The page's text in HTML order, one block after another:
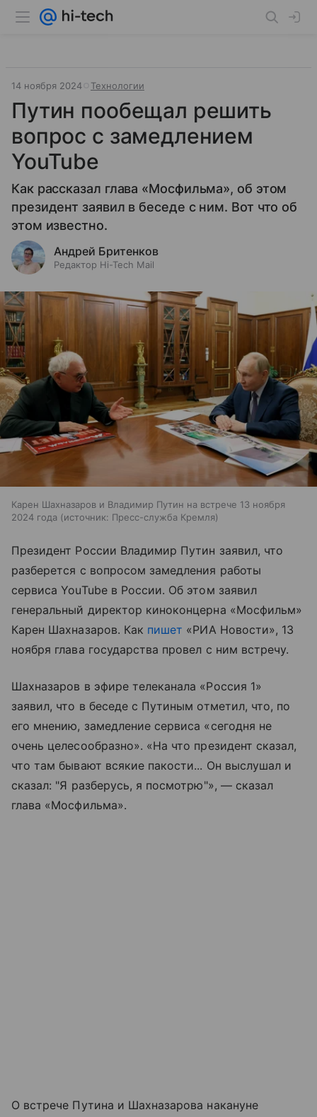
14 ноября 2024 Технологии
Путин пообещал решить
вопрос с замедлением
YouTube
Как рассказал глава «Мосфильма», об этом
президент заявил в беседе с ним. Вот что об
этом известно.
Андрей Бритенков
Редактор Hi-Tech Mail
Карен Шахназаров и Владимир Путин на встрече 13 ноября
2024 года
источник: Пресс-служба Кремля
Президент России Владимир Путин заявил, что
разберется с вопросом замедления работы
сервиса YouTube в России. Об этом заявил
генеральный директор киноконцерна «Мосфильм»
Карен Шахназаров. Как пишет «РИА Новости», 13
ноября глава государства провел с ним встречу.
Шахназаров в эфире телеканала «Россия 1»
заявил, что в беседе с Путиным отметил, что, по
его мнению, замедление сервиса «сегодня не
очень целесообразно». «На что президент сказал,
что там бывают всякие пакости... Он выслушал и
сказал: "Я разберусь, я посмотрю"», — сказал
глава «Мосфильма».
О встрече Путина и Шахназарова накануне